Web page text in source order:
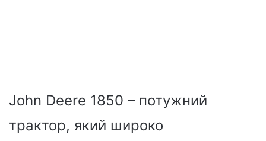
John Deere 1850 – потужний
трактор, який широко